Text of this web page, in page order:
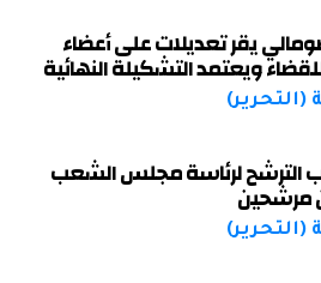
يقر تعديلات على أعضاء
ويعتمد التشكيلة النهائية
(التحرير)
الترشح لرئاسة مجلس الشعب
مرشحين
(التحرير)